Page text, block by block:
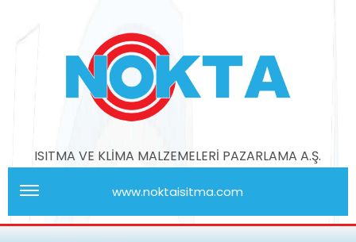
ISITMA VE KLİMA MALZEMELERİ PAZARLAMA A.Ş.
www.noktaisitma.com